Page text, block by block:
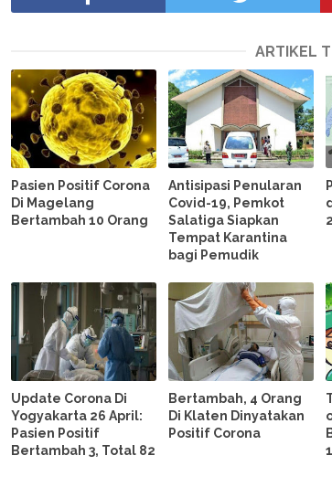
ARTIKEL
Pasien Positif Corona
Di Magelang
Bertambah 10 Orang
Antisipasi Penularan
Covid-19, Pemkot
Salatiga Siapkan
Tempat Karantina
bagi Pemudik
Update Corona Di
Yogyakarta 26 April:
Pasien Positif
Bertambah 3, Total 82
Bertambah, 4 Orang
Di Klaten Dinyatakan
Positif Corona